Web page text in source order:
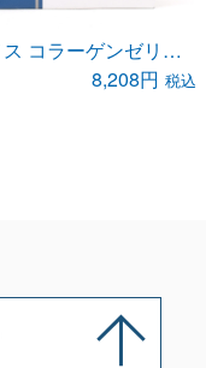
クロノス コラーゲンゼリー コンプレマン アリマンテール ジュレ （コラーゲン・サプリメント ゼリー ）
8,208円 税込